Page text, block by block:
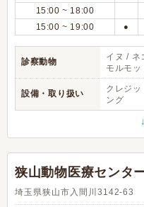
15:00 ~ 18:00
15:00 ~ 19:00 ●
診察動物
イヌ / ネ
モルモ
設備・取り扱い
クレジッ
ング
↓
狭山動物医療センタ
埼玉県狭山市入間川3142-63